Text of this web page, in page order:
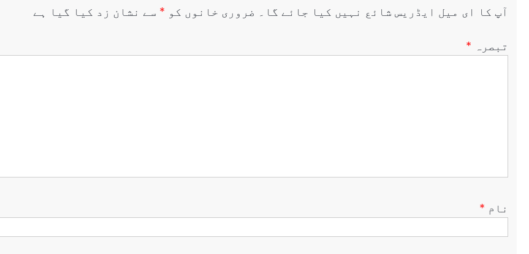
آپ کا ای میل ایڈریس شائع نہیں کیا جائے گا۔ ضروری خانوں کو * سے نشان زد کیا گیا ہے
تبصرہ *
نام *